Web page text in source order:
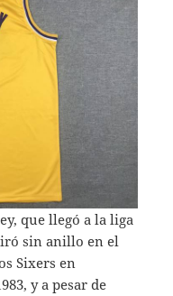
que llegó a la liga
sin anillo en el
Sixers en
y a pesar de